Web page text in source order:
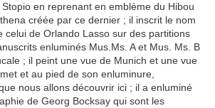
en reprenant en emblème du Hibou
créée par ce dernier ; il inscrit le nom
celui de Orlando Lasso sur des partitions
enluminés Mus.Ms. A et Mus. Ms. B
; il peint une vue de Munich et une vue
et au pied de son enluminure,
nous allons découvrir ici ; il a enluminé
de Georg Bocksay qui sont les